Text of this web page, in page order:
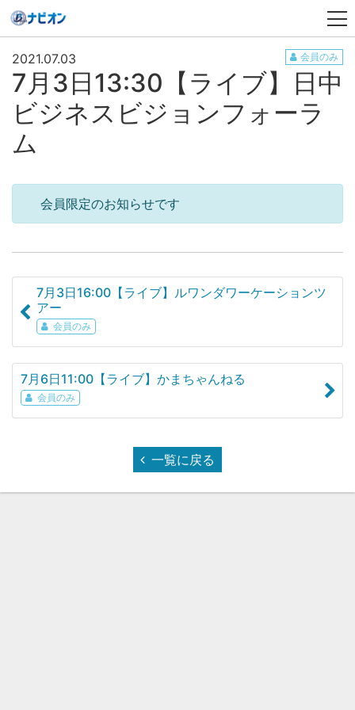
2021.07.03 会員のみ
7月3日13:30【ライブ】日中
ビジネスビジョンフォーラ
ム
会員限定のお知らせです
7月3日16:00【ライブ】ルワンダワーケーションツ
アー
会員のみ
7月6日11:00【ライブ】かまちゃんねる
会員のみ
一覧に戻る